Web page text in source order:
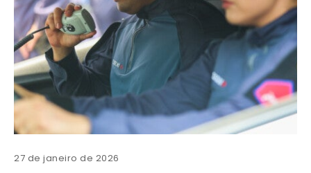
27 de janeiro de 2026